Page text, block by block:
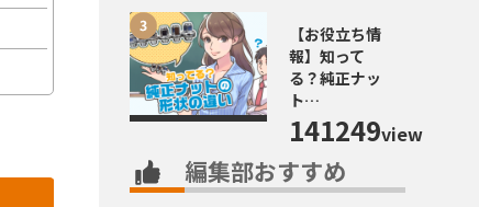
【お役立ち情
報】知って
る？純正ナッ
ト…
141249view
編集部おすすめ